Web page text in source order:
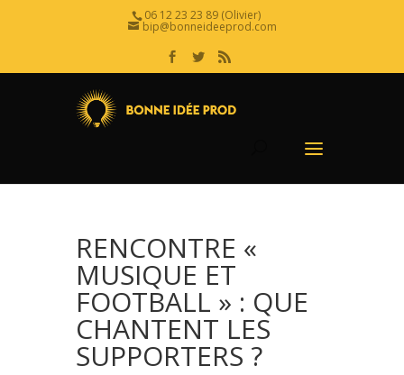
06 12 23 23 89 (Olivier)
bip@bonneideeprod.com
RENCONTRE «
MUSIQUE ET
FOOTBALL » : QUE
CHANTENT LES
SUPPORTERS ?